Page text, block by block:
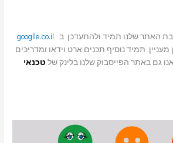
האתר שלנו תמיד ולהתעדכן ב googlle.co.il
תמיד נוסיף תכנים ארט וידאו ומדריכים
גם באתר הפייסבוק שלנו בלינק של טכנאי